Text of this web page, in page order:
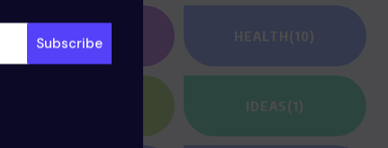
GAMING HEALTH(10)
IDEAS(1)